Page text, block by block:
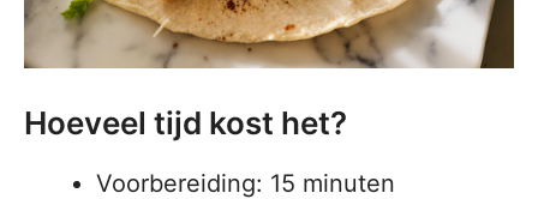
Hoeveel tijd kost het?
Voorbereiding: 15 minuten